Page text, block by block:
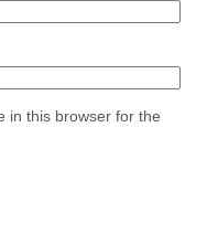
in this browser for the